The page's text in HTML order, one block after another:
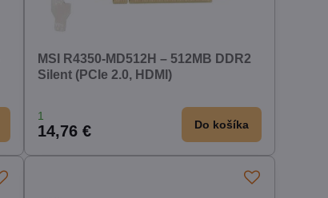
MSI R4350-MD512H – 512MB DDR2
Silent (PCIe 2.0, HDMI)
1
14,76 € Do košíka